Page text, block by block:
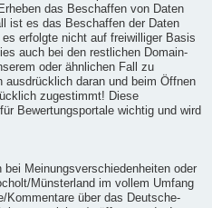
das Beschaffen von Daten
ist es das Beschaffen der Daten
erfolgte nicht auf freiwilliger Basis
auch bei den restlichen Domain-
oder ähnlichen Fall zu
daran und beim Öffnen
zugestimmt! Diese
Bewertungsportale wichtig und wird
Meinungsverschiedenheiten oder
Münsterland im vollem Umfang
Kommentare über das Deutsche-